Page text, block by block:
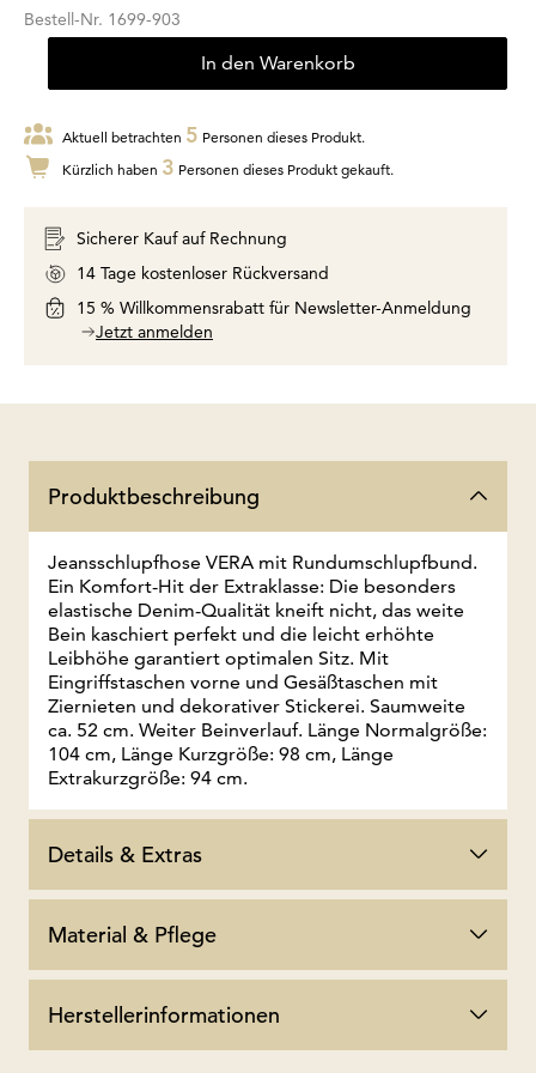
Bestell-Nr. 1699-903
In den Warenkorb
Aktuell betrachten 5 Personen dieses Produkt.
Kürzlich haben 3 Personen dieses Produkt gekauft.
Sicherer Kauf auf Rechnung
14 Tage kostenloser Rückversand
15 % Willkommensrabatt für Newsletter-Anmeldung
Jetzt anmelden
Produktbeschreibung
Jeansschlupfhose VERA mit Rundumschlupfbund.
Ein Komfort-Hit der Extraklasse: Die besonders
elastische Denim-Qualität kneift nicht, das weite
Bein kaschiert perfekt und die leicht erhöhte
Leibhöhe garantiert optimalen Sitz. Mit
Eingriffstaschen vorne und Gesäßtaschen mit
Ziernieten und dekorativer Stickerei. Saumweite
ca. 52 cm. Weiter Beinverlauf. Länge Normalgröße:
104 cm, Länge Kurzgröße: 98 cm, Länge
Extrakurzgröße: 94 cm.
Details & Extras
Material & Pflege
Herstellerinformationen